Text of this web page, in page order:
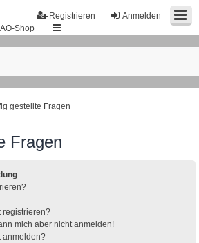
Anmelden
Registrieren
Shop
gestellte Fragen
Fragen
registrieren?
mich aber nicht anmelden!
anmelden?